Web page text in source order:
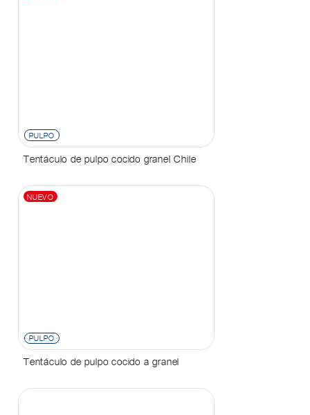
PULPO
Tentáculo de pulpo cocido granel Chile
NUEVO
PULPO
Tentáculo de pulpo cocido a granel